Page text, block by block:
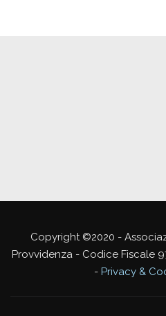
Copyright ©2020 -
Provvidenza - Codice Fiscale
- Privacy &